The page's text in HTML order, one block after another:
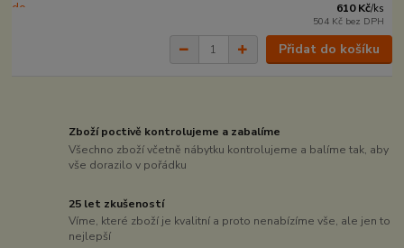
610 Kč/ks
504 Kč bez DPH
Přidat do košíku
Zboží poctivě kontrolujeme a zabalíme
Všechno zboží včetně nábytku kontrolujeme a balíme tak, aby
vše dorazilo v pořádku
25 let zkušeností
Víme, které zboží je kvalitní a proto nenabízíme vše, ale jen to
nejlepší